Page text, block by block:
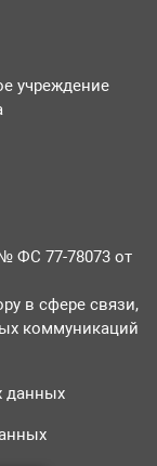
учреждение
ФС 77-78073 от
в сфере связи,
коммуникаций
данных